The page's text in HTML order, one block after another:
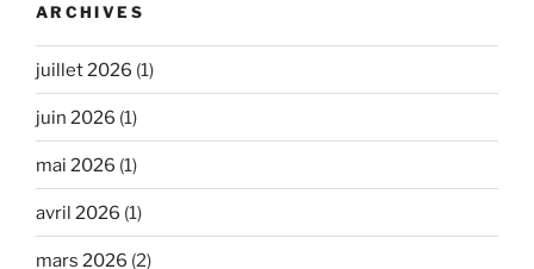
ARCHIVES
juillet 2026 (1)
juin 2026 (1)
mai 2026 (1)
avril 2026 (1)
mars 2026 (2)